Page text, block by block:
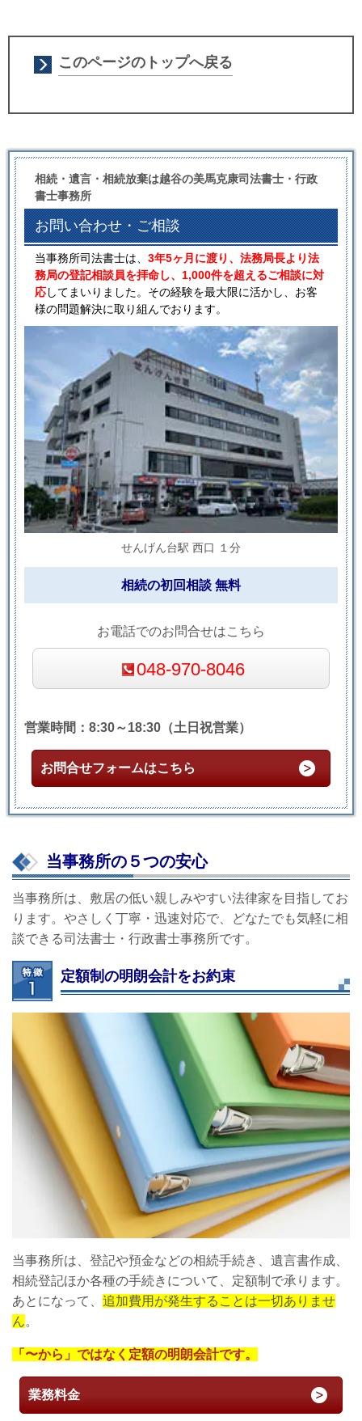
このページのトップへ戻る
相続・遺言・相続放棄は越谷の美馬克康司法書士・行政
書士事務所
お問い合わせ・ご相談
当事務所司法書士は、 3年5ヶ月に渡り、法務局長より法
務局の登記相談員を拝命し、1,000件を超えるご相談に対
応してまいりました。その経験を最大限に活かし、お客
様の問題解決に取り組んでおります。
せんげん台駅 西口 １分
相続の初回相談 無料
お電話でのお問合せはこちら
048-970-8046
営業時間：8:30～18:30（土日祝営業）
お問合せフォームはこちら
当事務所の５つの安心
当事務所は、敷居の低い親しみやすい法律家を目指してお
ります。やさしく丁寧・迅速対応で、どなたでも気軽に相
談できる司法書士・行政書士事務所です。
定額制の明朗会計をお約束
当事務所は、登記や預金などの相続手続き、遺言書作成、
相続登記ほか各種の手続きについて、定額制で承ります。
あとになって、 追加費用が発生することは一切ありませ
ん。
「〜から」ではなく定額の明朗会計です。
業務料金